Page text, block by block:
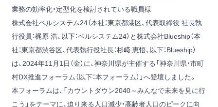
業務の効率化・定型化を検討されている職員様
株式会社ベルシステム24（本社：東京都港区、代表取締役 社長執
行役員：梶原 浩、以下：ベルシステム24）と株式会社Blueship（本
社：東京都渋谷区、代表執行役社長：杉﨑 恵悟、以下：Blueship）
は、2024年11月1日（金）に、神奈川県が主催する「神奈川県・市町
村DX推進フォーラム（以下：本フォーラム）」へ登壇しました。
本フォーラムは、「カウントダウン2040～みんなで未来を見に行
こう」をテーマに、迫り来る人口減少・高齢者人口のピークに向